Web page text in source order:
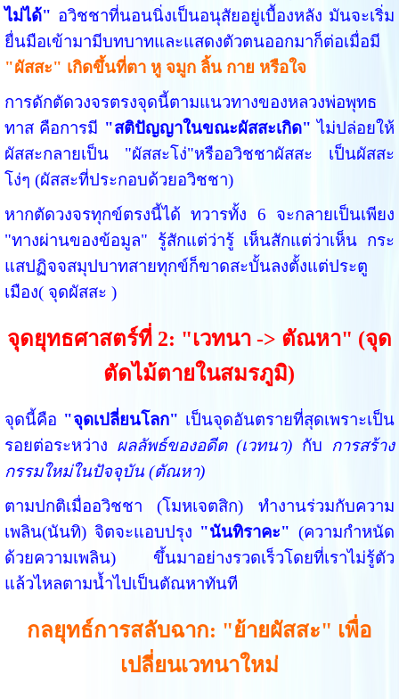
ไม่ได้" อวิชชาที่นอนนิ่งเป็นอนุสัยอยู่เบื้องหลัง มันจะเริ่ม
ยื่นมือเข้ามามีบทบาทและแสดงตัวตนออกมาก็ต่อเมื่อมี
"ผัสสะ" เกิดขึ้นที่ตา หู จมูก ลิ้น กาย หรือใจ
การดักตัดวงจรตรงจุดนี้ตามแนวทางของหลวงพ่อพุทธ
ทาส คือการมี "สติปัญญาในขณะผัสสะเกิด" ไม่ปล่อยให้
ผัสสะกลายเป็น "ผัสสะโง่"หรืออวิชชาผัสสะ เป็นผัสสะ
โง่ๆ (ผัสสะที่ประกอบด้วยอวิชชา)
หากตัดวงจรทุกข์ตรงนี้ได้ ทวารทั้ง 6 จะกลายเป็นเพียง
"ทางผ่านของข้อมูล" รู้สักแต่ว่ารู้ เห็นสักแต่ว่าเห็น กระ
แสปฏิจจสมุปบาทสายทุกข์ก็ขาดสะบั้นลงตั้งแต่ประตู
เมือง( จุดผัสสะ )
จุดยุทธศาสตร์ที่ 2: "เวทนา -> ตัณหา" (จุด
ตัดไม้ตายในสมรภูมิ)
จุดนี้คือ "จุดเปลี่ยนโลก" เป็นจุดอันตรายที่สุดเพราะเป็น
รอยต่อระหว่าง ผลลัพธ์ของอดีต (เวทนา) กับ การสร้าง
กรรมใหม่ในปัจจุบัน (ตัณหา)
ตามปกติเมื่ออวิชชา (โมหเจตสิก) ทำงานร่วมกับความ
เพลิน(นันทิ) จิตจะแอบปรุง "นันทิราคะ" (ความกำหนัด
ด้วยความเพลิน) ขึ้นมาอย่างรวดเร็วโดยที่เราไม่รู้ตัว
แล้วไหลตามน้ำไปเป็นตัณหาทันที
กลยุทธ์การสลับฉาก: "ย้ายผัสสะ" เพื่อ
เปลี่ยนเวทนาใหม่